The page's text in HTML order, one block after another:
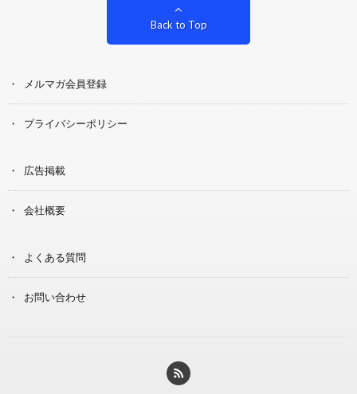
Back to Top
メルマガ会員登録
プライバシーポリシー
広告掲載
会社概要
よくある質問
お問い合わせ